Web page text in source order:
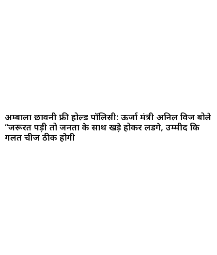
अम्बाला छावनी फ्री होल्ड पॉलिसी: ऊर्जा मंत्री अनिल विज बोले
“जरूरत पड़ी तो जनता के साथ खड़े होकर लडेंगे, उम्मीद कि
गलत चीजें ठीक होगी